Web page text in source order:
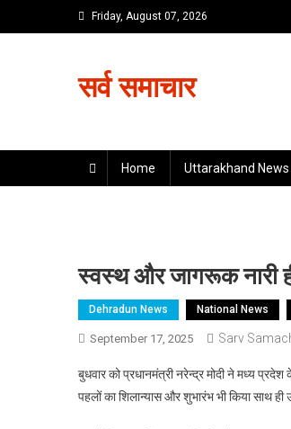
to
Friday, August 07, 2026
सर्व समाचार
Home Uttarakhand News
स्वस्थ और जागरूक नारी
Dehradun News National News
September 17, 2025 Sarv
बुधवार को प्रधानमंत्री नरेन्द्र मोदी ने मध्य प्रदेश
पहलों का शिलान्यास और शुभारंभ भी किया साथ